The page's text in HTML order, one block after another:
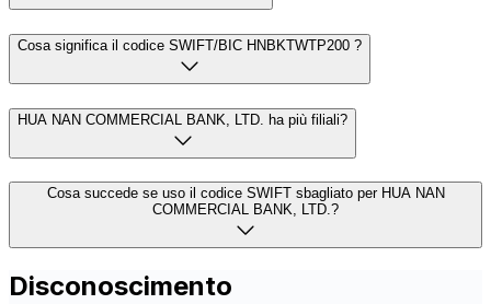
Cosa significa il codice SWIFT/BIC HNBKTWTP200 ?
HUA NAN COMMERCIAL BANK, LTD. ha più filiali?
Cosa succede se uso il codice SWIFT sbagliato per HUA NAN
COMMERCIAL BANK, LTD.?
Disconoscimento